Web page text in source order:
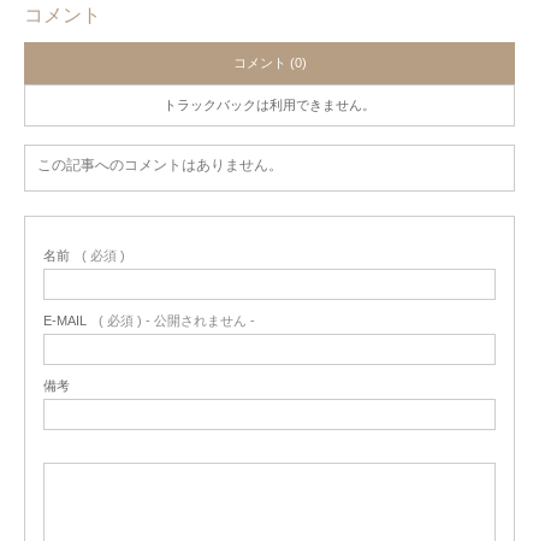
コメント
コメント (0)
トラックバックは利用できません。
この記事へのコメントはありません。
名前 ( 必須 )
E-MAIL ( 必須 ) - 公開されません -
備考